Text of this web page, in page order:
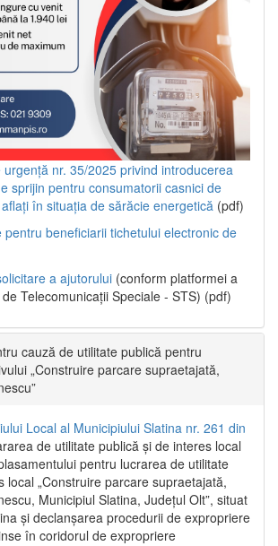
nr. 35/2025 privind introducerea
sprijin pentru consumatorii casnici de
în situația de sărăcie energetică (pdf)
pentru beneficiarii tichetului electronic de
a ajutorului (conform platformei a
Telecomunicații Speciale - STS) (pdf)
cauză de utilitate publică pentru
„Construire parcare supraetajată,
Local al Municipiului Slatina nr. 261 din
de utilitate publică și de interes local
pentru lucrarea de utilitate
local „Construire parcare supraetajată,
Municipiul Slatina, Județul Olt”, situat
și declanșarea procedurii de expropriere
în coridorul de expropriere